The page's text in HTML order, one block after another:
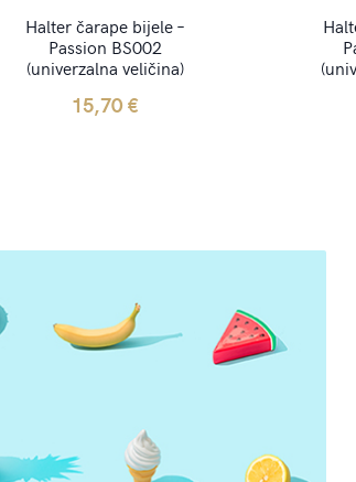
Halter čarape bijele –
Passion BS002
(univerzalna veličina)
15,70€